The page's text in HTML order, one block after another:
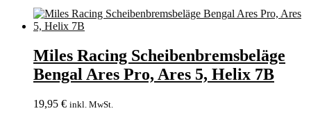
Miles Racing Scheibenbremsbeläge
Bengal Ares Pro, Ares 5, Helix 7B
19,95 € inkl. MwSt.